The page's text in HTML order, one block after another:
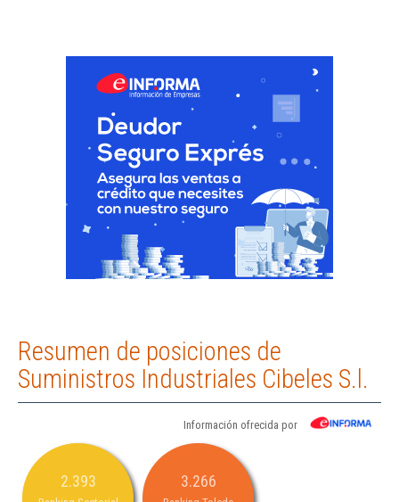
Resumen de posiciones de
Suministros Industriales Cibeles S.l.
Información ofrecida por
2.393 3.266